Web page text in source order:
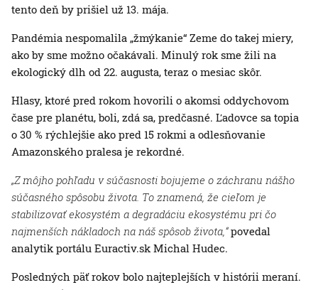
tento deň by prišiel už 13. mája.
Pandémia nespomalila „žmýkanie“ Zeme do takej miery,
ako by sme možno očakávali. Minulý rok sme žili na
ekologický dlh od 22. augusta, teraz o mesiac skôr.
Hlasy, ktoré pred rokom hovorili o akomsi oddychovom
čase pre planétu, boli, zdá sa, predčasné. Ľadovce sa topia
o 30 % rýchlejšie ako pred 15 rokmi a odlesňovanie
Amazonského pralesa je rekordné.
„Z môjho pohľadu v súčasnosti bojujeme o záchranu nášho
súčasného spôsobu života. To znamená, že cieľom je
stabilizovať ekosystém a degradáciu ekosystému pri čo
najmenších nákladoch na náš spôsob života,“povedal
analytik portálu Euractiv.sk Michal Hudec.
Posledných päť rokov bolo najteplejších v histórii meraní.